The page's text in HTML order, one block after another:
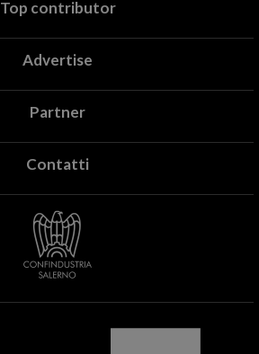
Top contributor
Advertise
Partner
Contatti